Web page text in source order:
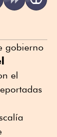
gobierno
el